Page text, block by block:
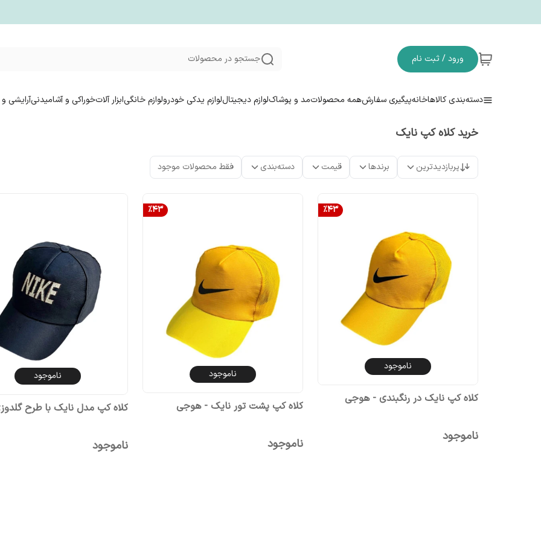
ورود / ثبت نام جستجو در محصولات
دسته‌بندی کالاهاخانهپیگیری سفارشهمه محصولاتمد و پوشاکلوازم دیجیتاللوازم یدکی خودرولوازم خانگیابزار آلاتخوراکی و آشامیدنیآرایشی
خرید کلاه کپ نایک
پربازدیدترین برندها قیمت دسته‌بندی فقط محصولات موجود
%43
ناموجود
کلاه کپ نایک در رنگبندی - هوجی
ناموجود
%43
ناموجود
کلاه کپ پشت تور نایک - هوجی
ناموجود
ناموجود
کلاه کپ مدل نایک با طرح
ناموجود